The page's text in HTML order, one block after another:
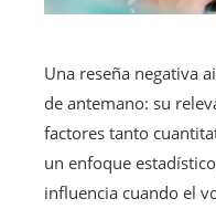
Una reseña negativa
de antemano: su
factores tanto
un enfoque
influencia cuando el